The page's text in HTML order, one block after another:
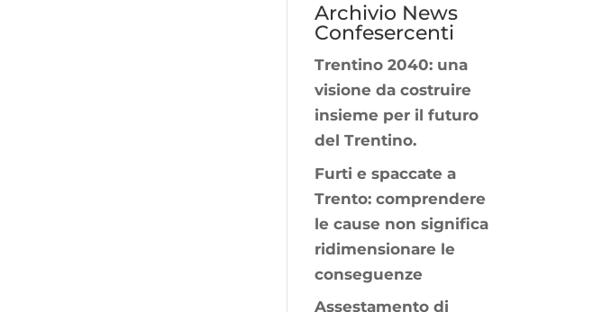
Archivio News
Confesercenti
Trentino 2040: una
visione da costruire
insieme per il futuro
del Trentino.
Furti e spaccate a
Trento: comprendere
le cause non significa
ridimensionare le
conseguenze
Assestamento di